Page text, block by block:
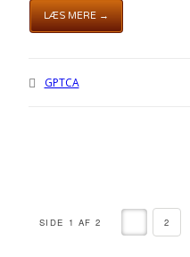
LÆS MERE →
GPTCA
SIDE 1 AF 2 2